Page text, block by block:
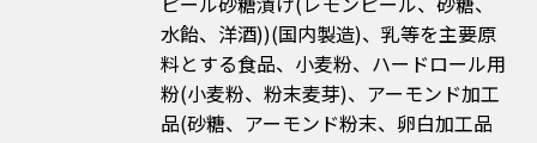
水飴、洋酒))(国内製造)、乳等を主要原
料とする食品、小麦粉、ハードロール用
粉(小麦粉、粉末麦芽)、アーモンド加工
品(砂糖、アーモンド粉末、卵白加工品